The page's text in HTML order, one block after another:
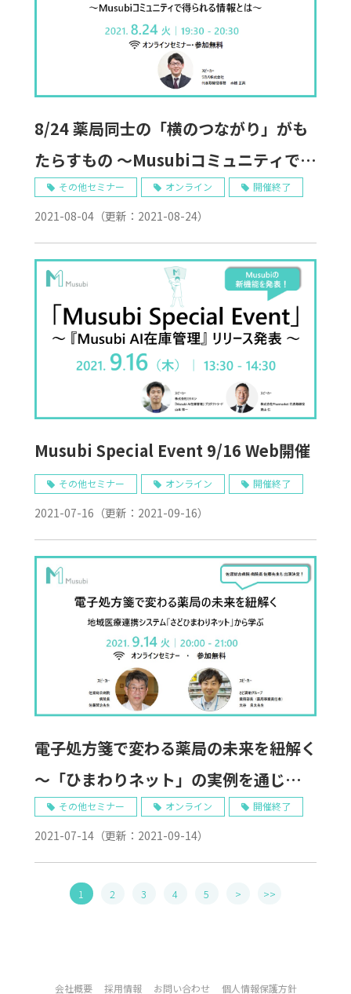
8/24 薬局同士の「横のつながり」がも
たらすもの ～Musubiコミュニティで得
られる情報とは～_
その他セミナー オンライン 開催終了
2021-08-04（更新： 2021-08-24）
Musubi Special Event 9/16 Web開催
その他セミナー オンライン 開催終了
2021-07-16 （更新： 2021-09-16）
電子処方箋で変わる薬局の未来を紐解く
～「ひまわりネット」の実例を通じて考
える～ 0914
その他セミナー オンライン 開催終了
2021-07-14（更新： 2021-09-14）
1 2 3 4 5 > >>
会社概要 採用情報 お問い合わせ 個人情報保護方針